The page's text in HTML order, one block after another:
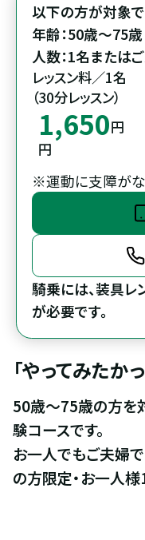
以下の方が対象
年齢：50歳～75歳
人数：1名または
レッスン料／1名
（30分レッスン）
1,650円
円
※運動に支障が
騎乗には、装具レ
が必要です。
「やってみたか
50歳〜75歳の方を
験コースです。
お一人でもご夫婦
の方限定・お一人様